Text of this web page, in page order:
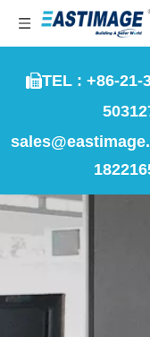
TEL : +86-